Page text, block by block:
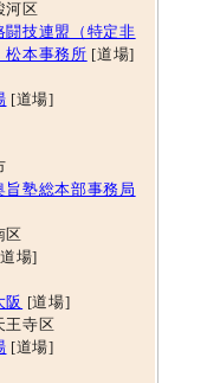
河区
闘技連盟（特定非
松本事務所 [道場]
[道場]
旨塾総本部事務局
区
場]
阪
[道場]
王寺区
[道場]